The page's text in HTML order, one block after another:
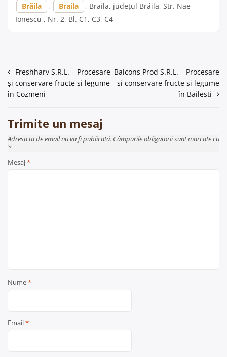
Brăila , Braila
, Braila, județul Brăila, Str. Nae
Ionescu , Nr. 2, Bl. C1, C3, C4
Navigare
în
Freshharv S.R.L. – Procesare
și conservare fructe și legume
în Cozmeni
Baicons Prod S.R.L. – Procesare
și conservare fructe și legume
în Bailesti
Trimite un mesaj
Adresa ta de email nu va fi publicată. Câmpurile obligatorii sunt marcate cu
*
Mesaj*
Nume*
Email*